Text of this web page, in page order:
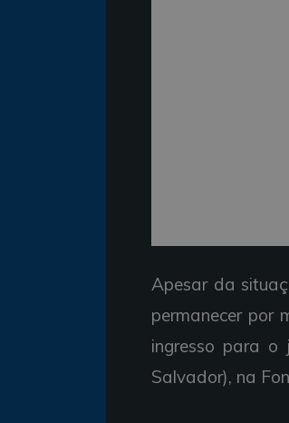
Apesar da
permanecer por
ingresso para o
Salvador), na